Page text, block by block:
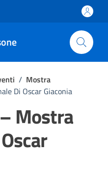
/ Mostra
Di Oscar Giaconia
Mostra